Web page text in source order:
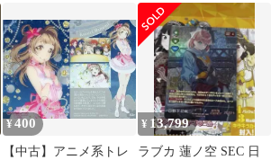
Holiday 10パック入BOX
3個セット まとめ売り
ターパック Royal
Holiday 10パック入BOX
4個セット まとめ売り
¥400
【中古】アニメ系トレ
¥ 13,799
ラブカ 蓮ノ空 SEC 日